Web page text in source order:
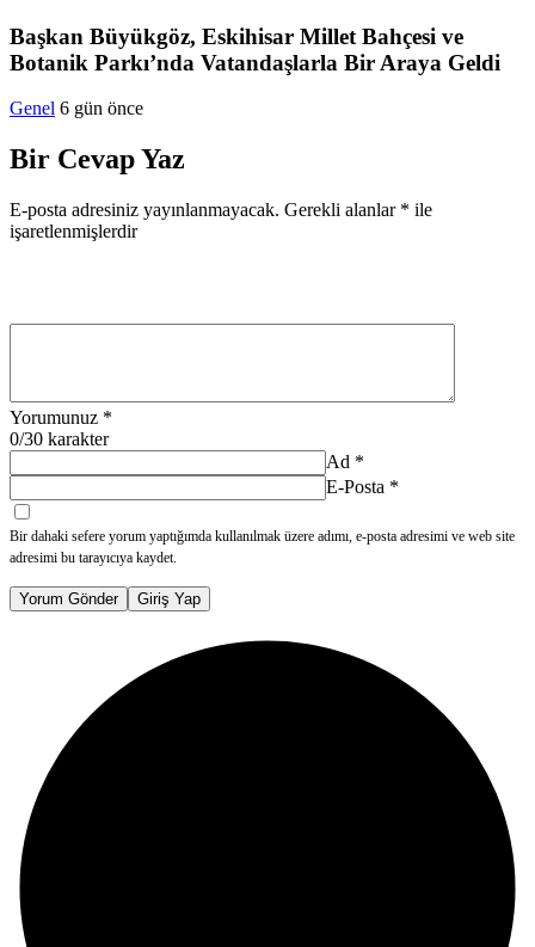
Başkan Büyükgöz, Eskihisar Millet Bahçesi ve
Botanik Parkı’nda Vatandaşlarla Bir Araya Geldi
Genel 6 gün önce
Bir Cevap Yaz
E-posta adresiniz yayınlanmayacak. Gerekli alanlar * ile
işaretlenmişlerdir
Yorumunuz *
0/30 karakter
Ad *
E-Posta *
Bir dahaki sefere yorum yaptığımda kullanılmak üzere adımı, e-posta adresimi ve web site
adresimi bu tarayıcıya kaydet.
Yorum Gönder Giriş Yap